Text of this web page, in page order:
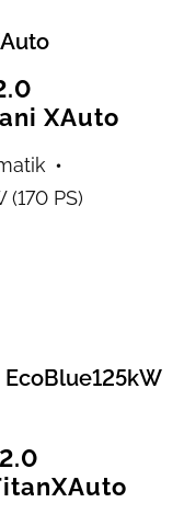
XAuto
(170 PS)